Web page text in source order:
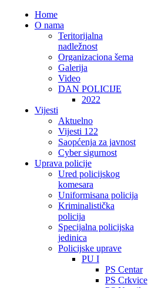
Home
O nama
Teritorijalna
nadležnost
Organizaciona šema
Galerija
Video
DAN POLICIJE
2022
Vijesti
Aktuelno
Vijesti 122
Saopćenja za javnost
Cyber sigurnost
Uprava policije
Ured policijskog
komesara
Uniformisana policija
Kriminalistička
policija
Specijalna policijska
jedinica
Policijske uprave
PU I
PS Centar
PS Crkvice